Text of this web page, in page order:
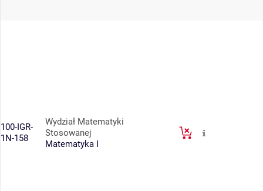
100-IGR-
1N-158
Wydział Matematyki
Stosowanej
Matematyka I